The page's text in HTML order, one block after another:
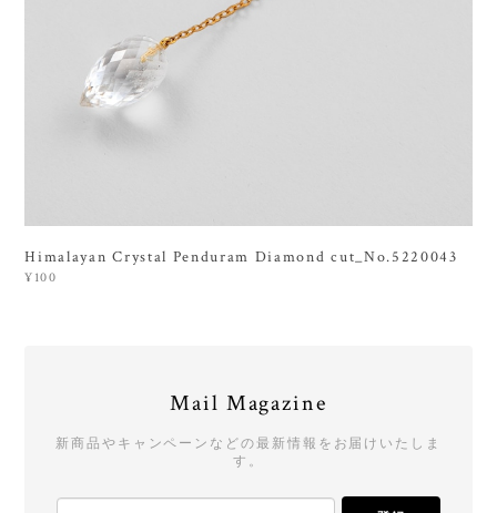
Himalayan Crystal Penduram Diamond cut_No.5220043
¥100
Mail Magazine
新商品やキャンペーンなどの最新情報をお届けいたしま
す。